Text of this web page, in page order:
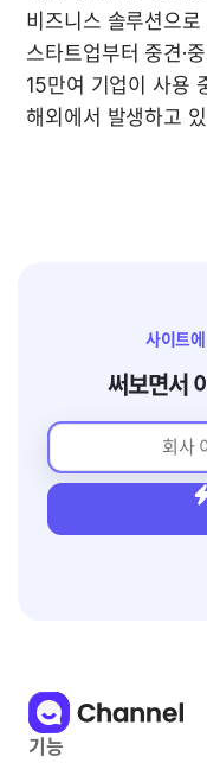
비즈니스 솔루션으
스타트업부터 중견·
15만여 기업이 사용
해외에서 발생하고
사이트
써보면서
기능